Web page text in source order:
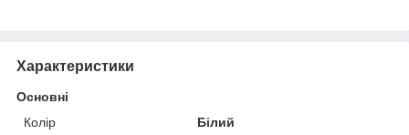
Характеристики
Основні
Колір
Білий